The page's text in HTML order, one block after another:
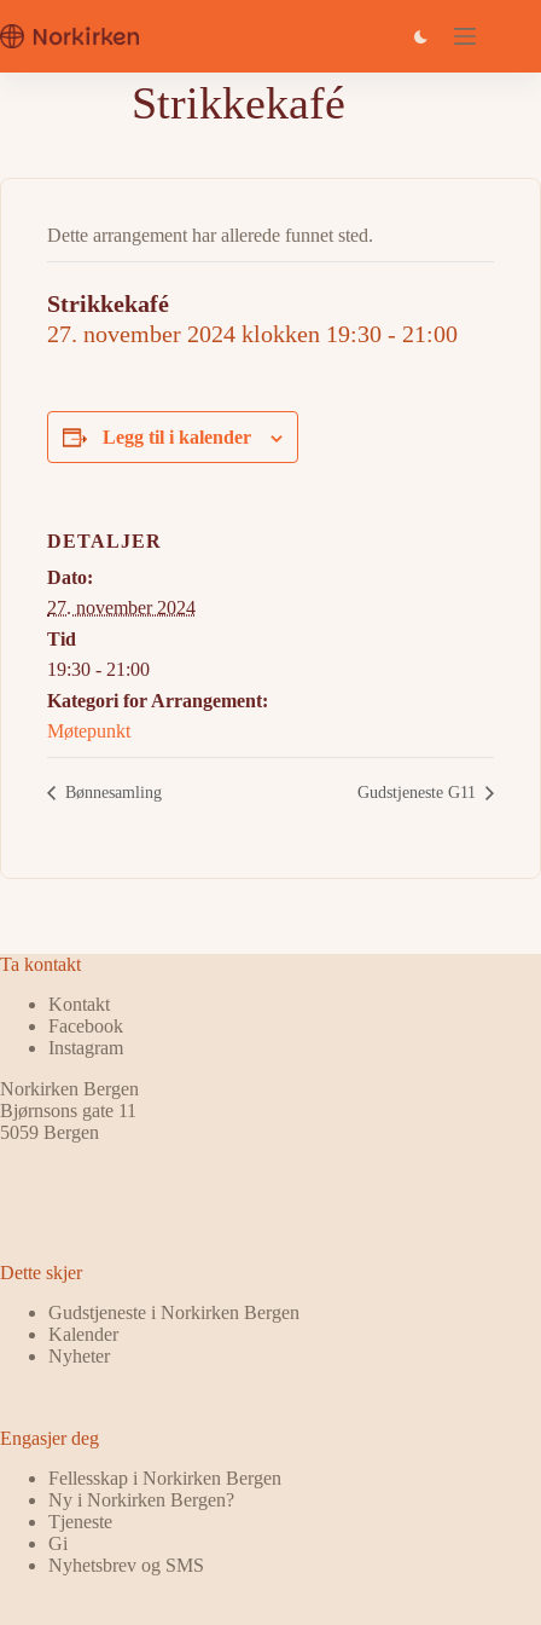
til
innholdet
Strikkekafé
Dette arrangement har allerede funnet sted.
Strikkekafé
27. november 2024 klokken 19:30 - 21:00
Legg til i kalender
DETALJER
Dato:
27. november 2024
Tid
19:30 - 21:00
Kategori for Arrangement:
Møtepunkt
Bønnesamling Gudstjeneste G11
Ta kontakt
Kontakt
Facebook
Instagram
Norkirken Bergen
Bjørnsons gate 11
5059 Bergen
Dette skjer
Gudstjeneste i Norkirken Bergen
Kalender
Nyheter
Engasjer deg
Fellesskap i Norkirken Bergen
Ny i Norkirken Bergen?
Tjeneste
Gi
Nyhetsbrev og SMS